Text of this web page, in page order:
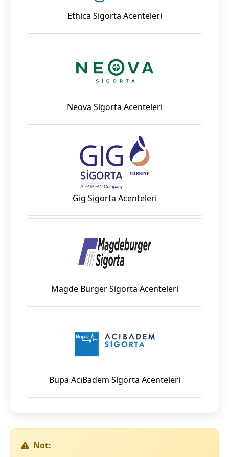
Ethica Sigorta Acenteleri
Neova Sigorta Acenteleri
Gig Sigorta Acenteleri
Magde Burger Sigorta Acenteleri
Bupa AcıBadem Sigorta Acenteleri
Not: